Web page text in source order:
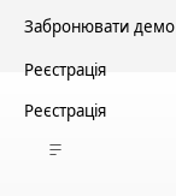
Забронювати демо
Реєстрація
Реєстрація